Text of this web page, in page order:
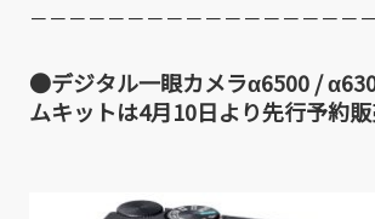
－－－－－－－－－－－－－－－－－
●デジタル一眼カメラα6500 /
ムキットは4月10日より先行予約販